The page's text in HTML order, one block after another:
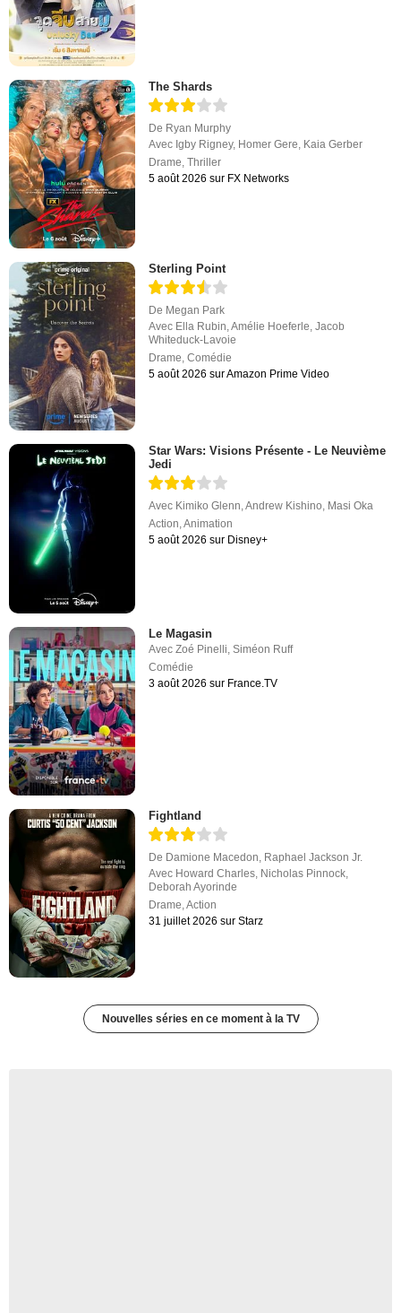
The Shards
De Ryan Murphy
Avec Igby Rigney, Homer Gere Kaia Gerber
Drame ,Thriller
5 août 2026 sur FX Networks
Sterling Point
De Megan Park
Avec Ella Rubin,Amélie Hoeferle,Jacob
Whiteduck-Lavoie
Drame,Comédie
5 août 2026 sur Amazon Prime Video
Star Wars: Visions Présente - Le Neuvième
Jedi
Avec Kimiko Glenn,Andrew Kishino, Masi Oka
Action,Animation
5 août 2026 sur Disney+
Le Magasin
AvecZoé Pinelli ,Siméon Ruff
Comédie
3 août 2026 sur France.TV
Fightland
De Damione Macedon, Raphael Jackson Jr.
Avec Howard Charles, Nicholas Pinnock,
Deborah Ayorinde
Drame,Action
31 juillet 2026 sur Starz
Nouvelles séries en ce moment à la TV